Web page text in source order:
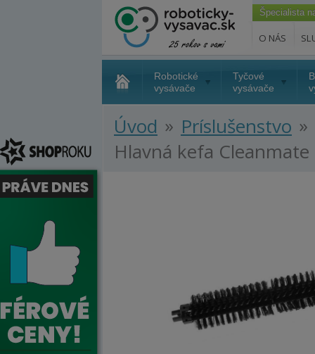
Špecialista
O NÁS
Robotické
vysávače
Tyčové
vysávače
Úvod » Príslušenstvo »
Hlavná kefa Cleanmate